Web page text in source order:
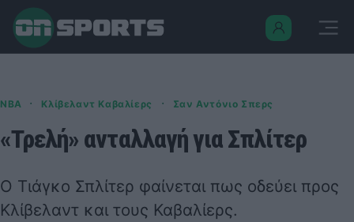
NBA · Κλίβελαντ Καβαλίερς · Σαν Αντόνιο Σπερς
«Τρελή» ανταλλαγή για Σπλίτερ
Ο Τιάγκο Σπλίτερ φαίνεται πως οδεύει προς
Κλίβελαντ και τους Καβαλίερς.